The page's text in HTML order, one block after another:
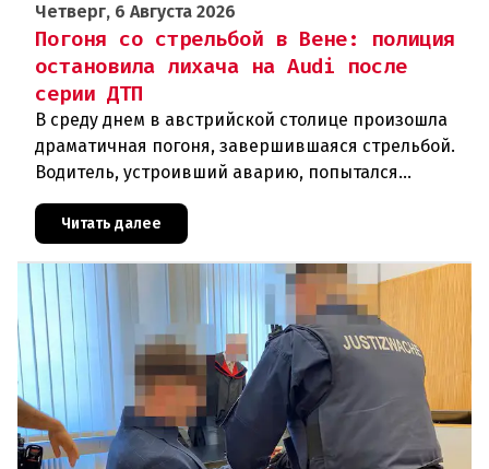
Четверг, 6 Августа 2026
Погоня со стрельбой в Вене: полиция
остановила лихача на Audi после
серии ДТП
В среду днем в австрийской столице произошла
драматичная погоня, завершившаяся стрельбой.
Водитель, устроивший аварию, попытался
скрыться от полиции, спровоцировав несколько
новых столкновений.Что слу
Читать далее